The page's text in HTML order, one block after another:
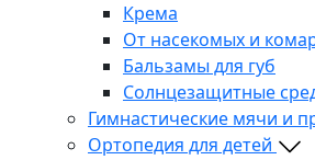
Крема
От насекомых и
Бальзамы для губ
Солнцезащитные
Гимнастические мячи и
Ортопедия для детей